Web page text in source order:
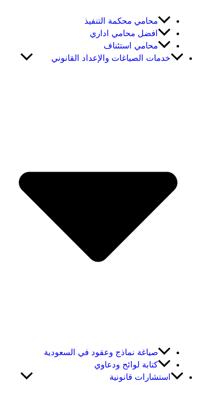
محامي محكمة التنفيذ
افضل محامي اداري
محامي استئناف
خدمات الصياغات والإعداد القانوني
صياغة نماذج وعقود في السعودية
كتابة لوائح ودعاوي
استشارات قانونية